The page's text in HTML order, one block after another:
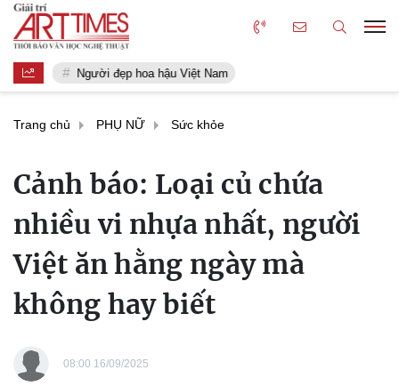
Người đẹp hoa hậu Việt Nam
Trang chủ PHỤ NỮ Sức khỏe
Cảnh báo: Loại củ chứa
nhiều vi nhựa nhất, người
Việt ăn hằng ngày mà
không hay biết
08:00 16/09/2025